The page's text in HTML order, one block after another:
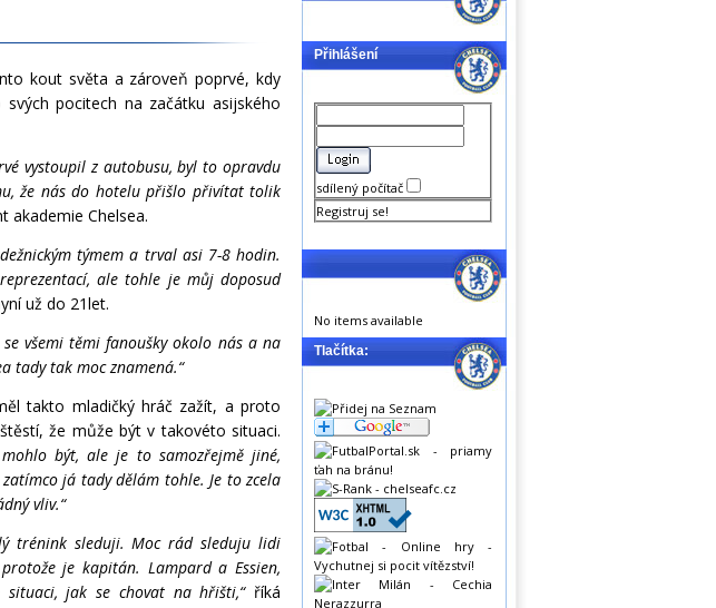
kout světa a zároveň poprvé, kdy
pocitech na začátku asijského
vystoupil z autobusu, byl to opravdu
že nás do hotelu přišlo přivítat tolik
akademie Chelsea.
týmem a trval asi 7-8 hodin.
ale tohle je můj doposud
už do 21let.
všemi těmi fanoušky okolo nás a na
tady tak moc znamená.“
takto mladičký hráč zažít, a proto
že může být v takovéto situaci.
být, ale je to samozřejmě jiné,
já tady dělám tohle. Je to zcela
vliv.“
trénink sleduji. Moc rád sleduju lidi
je kapitán. Lampard a Essien,
jak se chovat na hřišti,“ říká
Přihlášení
sdílený počítač
Registruj se!
No items available
Tlačítka: